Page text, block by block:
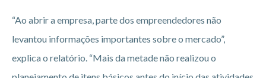
“Ao abrir a empresa, parte dos empreendedores não
levantou informações importantes sobre o mercado”,
explica o relatório. “Mais da metade não realizou o